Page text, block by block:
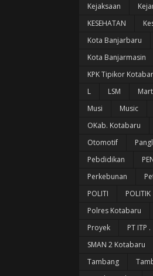
Kejaksaan
KESEHATAN
Kota Banjarbaru
Kota Banjarmasin
KPK Tipikor
L
LSM
Musi
Music
OKab. Kotabaru
Otomotif
Pebdidikan
Perkebunan
POLITI
POLITIK
Polres Kotabaru
Proyek
PT ITP .
SMAN 2 Kotabaru
Tambang